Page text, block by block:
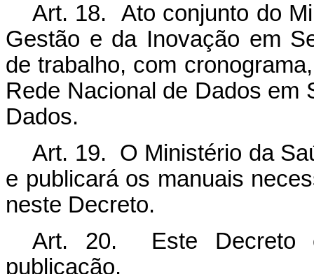
Art. 18. Ato conjunto do
Gestão e da Inovação em
de trabalho, com
Rede Nacional de Dados em
Dados.
Art. 19. O Ministério da
e publicará os manuais
neste Decreto.
Art. 20. Este Decreto
publicação.